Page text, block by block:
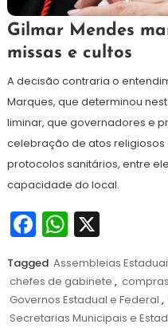
5
abril
de
Redação
Gilmar Mendes
missas e cultos
A decisão contraria o
Marques, que determinou
liminar, que governadores e
celebração de atos
protocolos sanitários, entre
capacidade do local.
Facebook
X
Tagged Assembleias
chefes de gabinete , compras
Governos Estadual e Federal ,
Secretarias Municipais e